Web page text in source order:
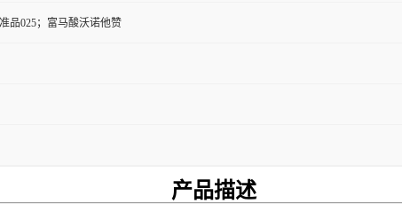
品025；富马酸沃诺他赞
产品描述